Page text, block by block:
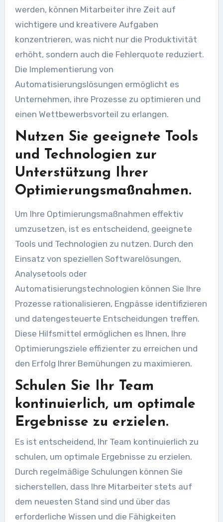
werden, können Mitarbeiter ihre Zeit auf
wichtigere und kreativere Aufgaben
konzentrieren, was nicht nur die Produktivität
erhöht, sondern auch die Fehlerquote reduziert.
Die Implementierung von
Automatisierungslösungen ermöglicht es
Unternehmen, ihre Prozesse zu optimieren und
einen Wettbewerbsvorteil zu erlangen.
Nutzen Sie geeignete Tools
und Technologien zur
Unterstützung Ihrer
Optimierungsmaßnahmen.
Um Ihre Optimierungsmaßnahmen effektiv
umzusetzen, ist es entscheidend, geeignete
Tools und Technologien zu nutzen. Durch den
Einsatz von speziellen Softwarelösungen,
Analysetools oder
Automatisierungstechnologien können Sie Ihre
Prozesse rationalisieren, Engpässe identifizieren
und datengesteuerte Entscheidungen treffen.
Diese Hilfsmittel ermöglichen es Ihnen, Ihre
Optimierungsziele effizienter zu erreichen und
den Erfolg Ihrer Bemühungen zu maximieren.
Schulen Sie Ihr Team
kontinuierlich, um optimale
Ergebnisse zu erzielen.
Es ist entscheidend, Ihr Team kontinuierlich zu
schulen, um optimale Ergebnisse zu erzielen.
Durch regelmäßige Schulungen können Sie
sicherstellen, dass Ihre Mitarbeiter stets auf
dem neuesten Stand sind und über das
erforderliche Wissen und die Fähigkeiten